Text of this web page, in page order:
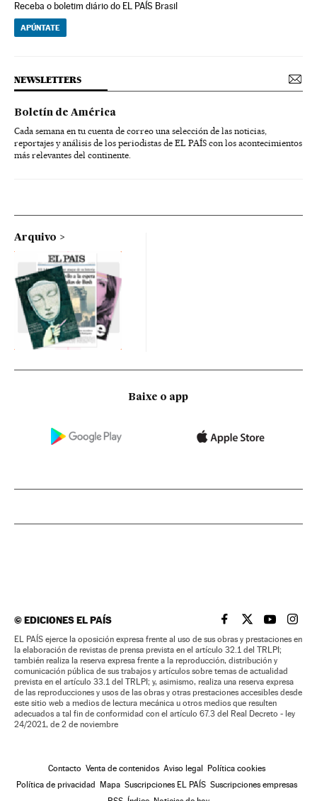
Receba o boletim diário do EL PAÍS Brasil
APÚNTATE
NEWSLETTERS
Boletín de América
Cada semana en tu cuenta de correo una selección de las noticias,
reportajes y análisis de los periodistas de EL PAÍS con los acontecimientos
más relevantes del continente.
Arquivo
Baixe o app
©EDICIONES EL PAÍS EL PAÍS BRASIL EN
EL PAÍSEL PAÍS
EL
EL PAÍS ejerce la oposición expresa frente al uso de sus obras y prestaciones en
la elaboración de revistas de prensa prevista en el artículo 32.1 del TRLPI;
también realiza la reserva expresa frente a la reproducción, distribución y
comunicación pública de sus trabajos y artículos sobre temas de actualidad
prevista en el artículo 33.1 del TRLPI; y, asimismo, realiza una reserva expresa
de las reproducciones y usos de las obras y otras prestaciones accesibles desde
este sitio web a medios de lectura mecánica u otros medios que resulten
adecuados a tal fin de conformidad con el artículo 67.3 del Real Decreto - ley
24/2021, de 2 de noviembre
Contacto Venta de contenidos Aviso legal Política cookies
Política de privacidad Mapa Suscripciones EL PAÍS Suscripciones empresas